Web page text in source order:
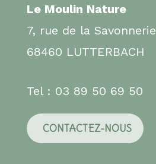
Le Moulin Nature
7, rue de la Savonnerie
68460 LUTTERBACH
Tel : 03 89 50 69 50
CONTACTEZ-NOUS